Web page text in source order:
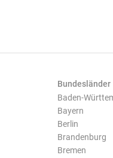
Bundesländer
Baden-
Bayern
Berlin
Brandenburg
Bremen